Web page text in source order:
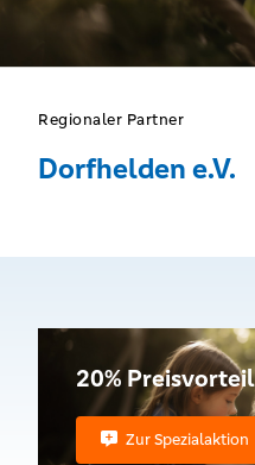
Regionaler Partner
Dorfhelden e.V.
20% Preisvorteil
Zur Spezialaktion